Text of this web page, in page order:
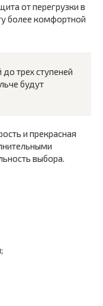
от перегрузки в
более комфортной
трех ступеней
будут
и прекрасная
выбора.